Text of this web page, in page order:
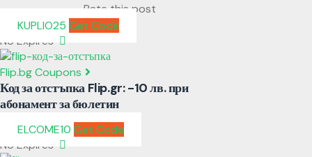
Rate this post
KUPLIO25 Get Code
No Expires
Flip.bg Coupons
Код за отстъпка Flip.gr: -10 лв. при
абонамент за бюлетин
ELCOME10 Get Code
No Expires